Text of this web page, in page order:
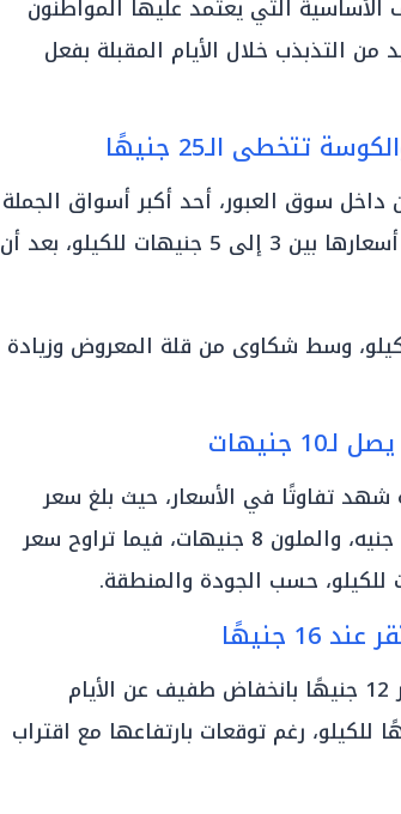
التي يعتمد عليها المواطنون
التذبذب خلال الأيام المقبلة بفعل
تتخطى الـ25 جنيهًا
سوق العبور، أحد أكبر أسواق الجملة
في مصر، سجلت الطماطم زيادة لتتراوح أسعارها بين 3 إلى 5 جنيهات للكيلو، بعد أن
قفزت إلى 25 جنيهًا للكيلو، وسط شكاوى من قلة المعروض وزيادة
جنيهات
شهد تفاوتًا في الأسعار، حيث بلغ سعر
الباذنجان الأسود 8 جنيهات، والأبيض 6.5 جنيه، والملون 8 جنيهات، فيما تراوح سعر
جنيهًا
وبينما سجل الفلفل البلدي والرومي سعر 12 جنيهًا بانخفاض طفيف عن الأيام
استقرت البطاطس عند 16 جنيهًا للكيلو، رغم توقعات بارتفاعها مع اقتراب